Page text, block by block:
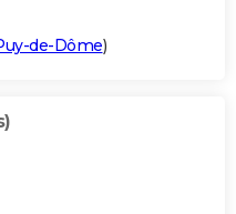
de-Dôme)